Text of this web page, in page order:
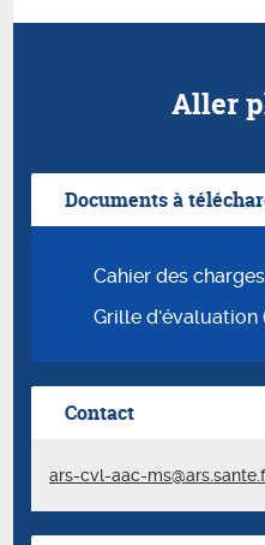
Aller
Documents à
Cahier des
Grille d'évaluation
Contact
ars-cvl-aac-